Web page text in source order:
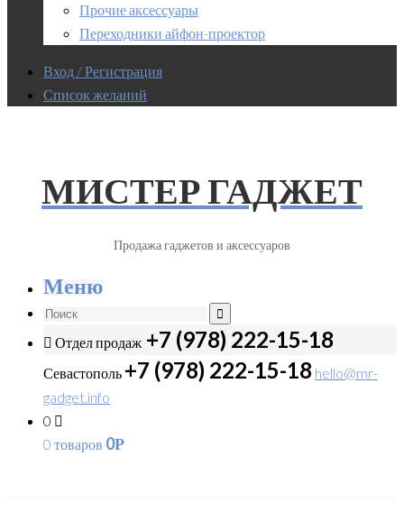
Прочие аксессуары
Переходники айфон-проектор
Вход / Регистрация
Список желаний
МИСТЕР ГАДЖЕТ
Продажа гаджетов и аксессуаров
Меню
Отдел продаж +7 (978) 222-15-18
Севастополь +7 (978) 222-15-18 hello@mr-
gadget.info
0
0 товаров 0Р